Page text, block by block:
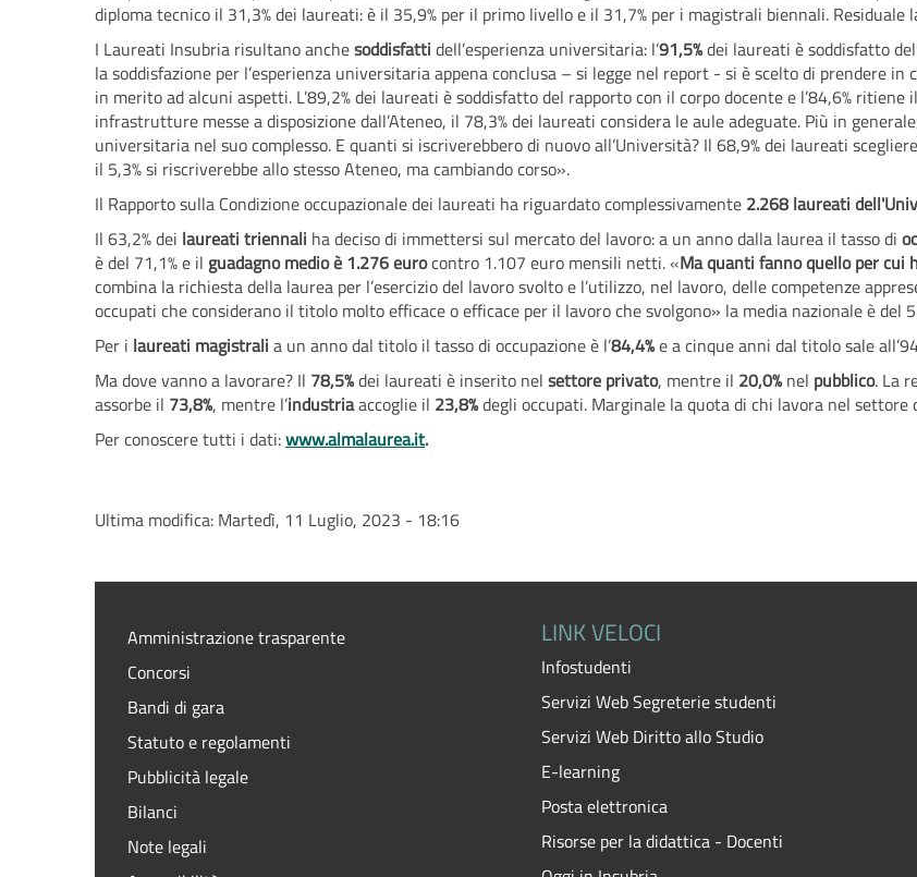
diploma tecnico il 31,3% dei laureati: è il 35,9% per il primo livello e il 31,7% per i magistrali biennali.
I Laureati Insubria risultano anchesoddisfatti dell’esperienza universitaria: l’91,5%dei laureati è soddisfatto
la soddisfazione per l’esperienza universitaria appena conclusa – si legge nel report - si è scelto di prendere in
in merito ad alcuni aspetti. L’89,2% dei laureati è soddisfatto del rapporto con il corpo docente e l’84,6%
infrastrutture messe a disposizione dall’Ateneo, il 78,3% dei laureati considera le aule adeguate. Più in
universitaria nel suo complesso. E quanti si iscriverebbero di nuovo all’Università? Il 68,9% dei laureati
il 5,3% si riscriverebbe allo stesso Ateneo, ma cambiando corso».
Il Rapporto sulla Condizione occupazionale dei laureati ha riguardato complessivamente 2.268 laureati
Il 63,2% dei laureati triennali ha deciso di immettersi sul mercato del lavoro: a un anno dalla laurea il tasso di
è del 71,1% e il guadagno medio è 1.276 eurocontro 1.107 euro mensili netti. «Ma quanti fanno quello per cui
combina la richiesta della laurea per l’esercizio del lavoro svolto e l’utilizzo, nel lavoro, delle competenze
occupati che considerano il titolo molto efficace o efficace per il lavoro che svolgono» la media nazionale è del
Per i laureati magistrali a un anno dal titolo il tasso di occupazione è l’84,4%e a cinque anni dal titolo sale
Ma dove vanno a lavorare? Il 78,5%dei laureati è inserito nel settore privato, mentre il 20,0%nel pubblico. La
assorbe il 73,8%, mentre l’industriaaccoglie il 23,8%degli occupati. Marginale la quota di chi lavora nel settore
Per conoscere tutti i dati:www.almalaurea.it.
Ultima modifica: Martedì, 11 Luglio, 2023 - 18:16
Amministrazione trasparente
Concorsi
Bandi di gara
Statuto e regolamenti
Pubblicità legale
Bilanci
Note legali
LINK VELOCI
Infostudenti
Servizi Web Segreterie studenti
Servizi Web Diritto allo Studio
E-learning
Posta elettronica
Risorse per la didattica - Docenti